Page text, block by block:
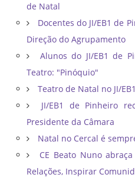
de Natal
Docentes do JI/EB1 de
Direção do Agrupamento
Alunos do JI/EB1 de
Teatro: "Pinóquio"
Teatro de Natal no JI/
JI/EB1 de Pinheiro
Presidente da Câmara
Natal no Cercal é
CE Beato Nuno
Relações, Inspirar